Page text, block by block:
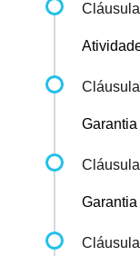
Garantia
Garantia